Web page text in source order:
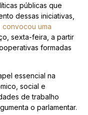
públicas que
dessas iniciativas,
convocou uma
sexta-feira, a partir
formadas
essencial na
social e
de trabalho
o parlamentar.